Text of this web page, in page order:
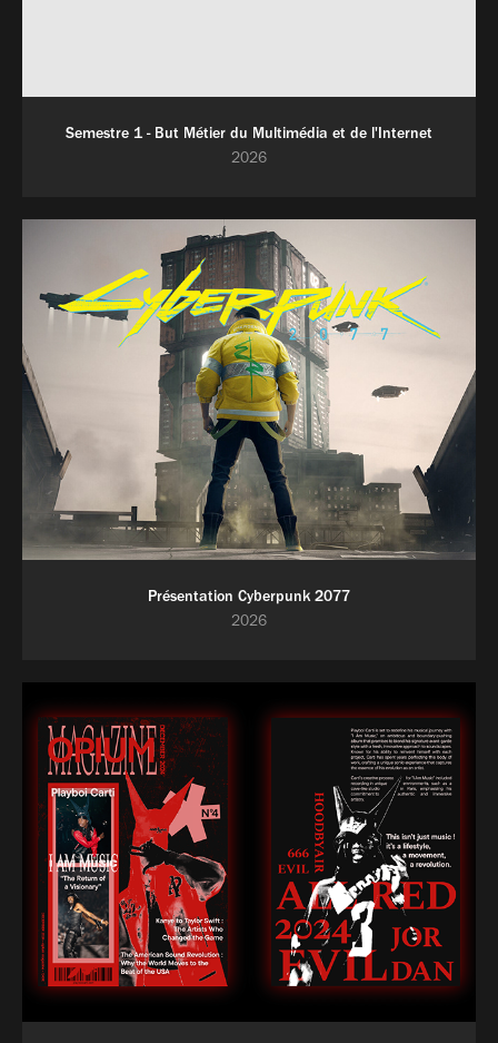
Semestre 1 - But Métier du Multimédia et de l'Internet
2026
Présentation Cyberpunk 2077
2026